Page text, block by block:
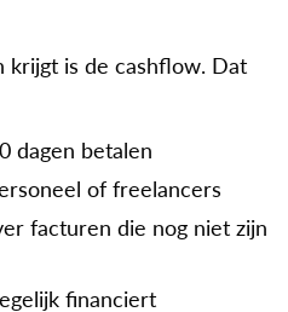
krijgt is de cashflow. Dat
dagen betalen
of freelancers
facturen die nog niet zijn
financiert